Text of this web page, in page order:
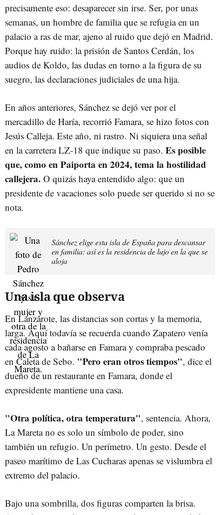
precisamente eso: desaparecer sin irse. Ser, por unas
semanas, un hombre de familia que se refugia en un
palacio a ras de mar, ajeno al ruido que dejó en Madrid.
Porque hay ruido: la prisión de Santos Cerdán, los
audios de Koldo, las dudas en torno a la figura de su
suegro, las declaraciones judiciales de una hija.
En años anteriores, Sánchez se dejó ver por el
mercadillo de Haría, recorrió Famara, se hizo fotos con
Jesús Calleja. Este año, ni rastro. Ni siquiera una señal
en la carretera LZ-18 que indique su paso. Es posible
que, como en Paiporta en 2024, tema la hostilidad
callejera. O quizás haya entendido algo: que un
presidente de vacaciones solo puede ser querido si no se
nota.
Sánchez elige esta isla de España para descansar
en familia: así es la residencia de lujo en la que se
aloja
Una isla que observa
En Lanzarote, las distancias son cortas y la memoria,
larga. Aquí todavía se recuerda cuando Zapatero venía
cada agosto a bañarse en Famara y compraba pescado
en Caleta de Sebo. "Pero eran otros tiempos", dice el
dueño de un restaurante en Famara, donde el
expresidente mantiene una casa.
"Otra política, otra temperatura", sentencia. Ahora,
La Mareta no es solo un símbolo de poder, sino
también un refugio. Un perímetro. Un gesto. Desde el
paseo marítimo de Las Cucharas apenas se vislumbra el
extremo del palacio.
Bajo una sombrilla, dos figuras comparten la brisa.